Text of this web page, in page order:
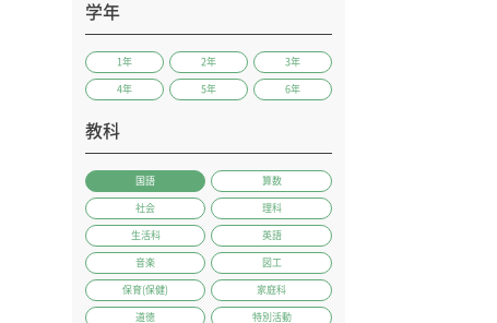
学年
1年 2年 3年
4年 5年 6年
教科
国語 算数
社会 理科
生活科 英語
音楽 図工
保育(保健) 家庭科
道徳 特別活動